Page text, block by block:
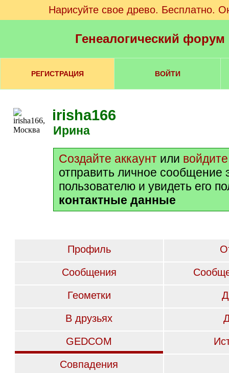
Нарисуйте свое древо. Бесплатно.
Генеалогический
РЕГИСТРАЦИЯ ВОЙТИ
irisha166
Ирина
Создайте аккаунт или войдите
отправить личное сообщение
пользователю и увидеть его
контактные данные
Профиль
Сообщения
Геометки
В друзьях
GEDCOM
Совпадения